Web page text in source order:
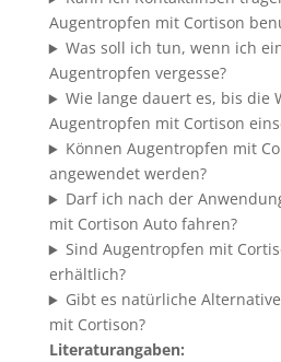
Augentropfen mit Cortison
Was soll ich tun, wenn ich
Augentropfen vergesse?
Wie lange dauert es, bis die
Augentropfen mit Cortison
Können Augentropfen mit
angewendet werden?
Darf ich nach der
mit Cortison Auto fahren?
Sind Augentropfen mit
erhältlich?
Gibt es natürliche
mit Cortison?
Literaturangaben: